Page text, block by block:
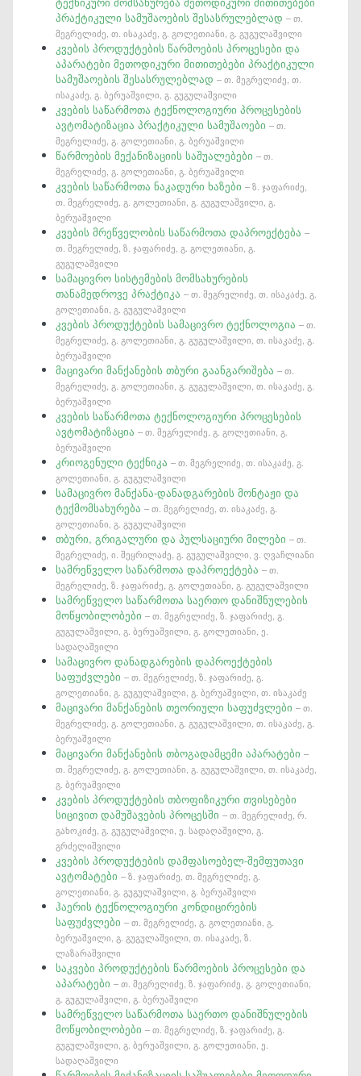
პრაქტიკული სამუშაოების შესასრულებლად– თ.
მეგრელიძე, თ. ისაკაძე, გ. გოლეთიანი, გ. გუგულაშვილი
კვების პროდუქტების წარმოების პროცესები და
აპარატები მეთოდიკური მითითებები პრაქტიკული
სამუშაოების შესასრულებლად– თ. მეგრელიძე, თ.
ისაკაძე, გ. ბერუაშვილი, გ. გუგულაშვილი
კვების საწარმოთა ტექნოლოგიური პროცესების
ავტომატიზაცია პრაქტიკული სამუშაოები– თ.
მეგრელიძე, გ. გოლეთიანი, გ. ბერუაშვილი
წარმოების მექანიზაციის საშუალებები– თ.
მეგრელიძე, გ. გოლეთიანი, გ. ბერუაშვილი
კვების საწარმოთა ნაკადური ხაზები– ზ. ჯაფარიძე,
თ. მეგრელიძე, გ. გოლეთიანი, გ. გუგულაშვილი, გ.
ბერუაშვილი
კვების მრეწველობის საწარმოთა დაპროექტება–
თ. მეგრელიძე, ზ. ჯაფარიძე, გ. გოლეთიანი, გ.
გუგულაშვილი
სამაცივრო სისტემების მომსახურების
თანამედროვე პრაქტიკა– თ. მეგრელიძე, თ. ისაკაძე, გ.
გოლეთიანი, გ. გუგულაშვილი
კვების პროდუქტების სამაცივრო ტექნოლოგია– თ.
მეგრელიძე, გ. გოლეთიანი, გ. გუგულაშვილი, თ. ისაკაძე, გ.
ბერუაშვილი
მაცივარი მანქანების თბური გაანგარიშება– თ.
მეგრელიძე, გ. გოლეთიანი, გ. გუგულაშვილი, თ. ისაკაძე, გ.
ბერუაშვილი
კვების საწარმოთა ტექნოლოგიური პროცესების
ავტომატიზაცია– თ. მეგრელიძე, გ. გოლეთიანი, გ.
ბერუაშვილი
კრიოგენული ტექნიკა– თ. მეგრელიძე, თ. ისაკაძე, გ.
გოლეთიანი, გ. გუგულაშვილი
სამაცივრო მანქანა-დანადგარების მონტაჟი და
ტექმომსახურება– თ. მეგრელიძე, თ. ისაკაძე, გ.
გოლეთიანი, გ. გუგულაშვილი
თბური, გრიგალური და პულსაციური მილები– თ.
მეგრელიძე, ი. შეყრილაძე, გ. გუგულაშვილი, ვ. ღვაჩლიანი
სამრეწველო საწარმოთა დაპროექტება– თ.
მეგრელიძე, ზ. ჯაფარიძე, გ. გოლეთიანი, გ. გუგულაშვილი
სამრეწველო საწარმოთა საერთო დანიშნულების
მოწყობილობები– თ. მეგრელიძე, ზ. ჯაფარიძე, გ.
გუგულაშვილი, გ. ბერუაშვილი, გ. გოლეთიანი, ე.
სადაღაშვილი
სამაცივრო დანადგარების დაპროექტების
საფუძვლები– თ. მეგრელიძე, ზ. ჯაფარიძე, გ.
გოლეთიანი, გ. გუგულაშვილი, გ. ბერუაშვილი, თ. ისაკაძე
მაცივარი მანქანების თეორიული საფუძვლები– თ.
მეგრელიძე, გ. გოლეთიანი, გ. გუგულაშვილი, თ. ისაკაძე, გ.
ბერუაშვილი
მაცივარი მანქანების თბოგადამცემი აპარატები–
თ. მეგრელიძე, გ. გოლეთიანი, გ. გუგულაშვილი, თ. ისაკაძე,
გ. ბერუაშვილი
კვების პროდუქტების თბოფიზიკური თვისებები
სიცივით დამუშავების პროცესში– თ. მეგრელიძე, რ.
გახოკიძე, გ. გუგულაშვილი, ე. სადაღაშვილი, გ.
გრძელიშვილი
კვების პროდუქტების დამფასოებელ-შემფუთავი
ავტომატები– ზ. ჯაფარიძე, თ. მეგრელიძე, გ.
გოლეთიანი, გ. გუგულაშვილი, გ. ბერუაშვილი
ჰაერის ტექნოლოგიური კონდიცირების
საფუძვლები– თ. მეგრელიძე, გ. გოლეთიანი, გ.
ბერუაშვილი, გ. გუგულაშვილი, თ. ისაკაძე, ზ.
ლაზარაშვილი
საკვები პროდუქტების წარმოების პროცესები და
აპარატები– თ. მეგრელიძე, ზ. ჯაფარიძე, გ. გოლეთიანი,
გ. გუგულაშვილი, გ. ბერუაშვილი
სამრეწველო საწარმოთა საერთო დანიშნულების
მოწყობილობები– თ. მეგრელიძე, ზ. ჯაფარიძე, გ.
გუგულაშვილი, გ. ბერუაშვილი, გ. გოლეთიანი, ე.
სადაღაშვილი